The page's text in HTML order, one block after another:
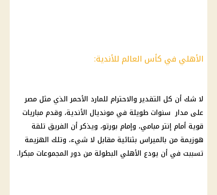
الأهلي في كأس العالم للأندية:
لا شك أن كل التقدير والاحترام للمارد الأحمر الذي مثل مصر
على مدار سنوات طويلة في مونديال الأندية، وقدم مباريات
قوية أمام إنتر مبامي، وإمام بورتو، ويذكر أن الفريق تلقة
هوزيمة من بالميراس بثنائية مقابل لا شيء، وتلك الهزيمة
تسببت في أن يودع الأهلي البطولة من دور المجموعات مبكرا.